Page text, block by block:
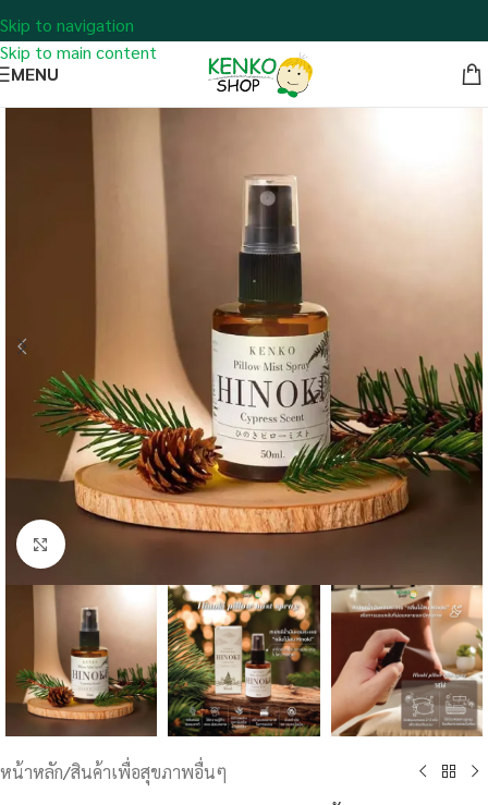
Skip to navigation
Skip to main content
MENU
Click to enlarge
หน้าหลัก/สินค้าเพื่อสุขภาพอื่นๆ